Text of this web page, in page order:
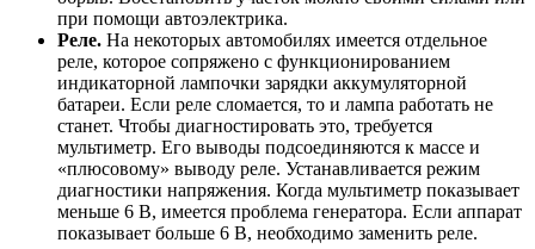
при помощи автоэлектрика.
Реле. На некоторых автомобилях имеется отдельное
реле, которое сопряжено с функционированием
индикаторной лампочки зарядки аккумуляторной
батареи. Если реле сломается, то и лампа работать не
станет. Чтобы диагностировать это, требуется
мультиметр. Его выводы подсоединяются к массе и
«плюсовому» выводу реле. Устанавливается режим
диагностики напряжения. Когда мультиметр показывает
меньше 6 В, имеется проблема генератора. Если аппарат
показывает больше 6 В, необходимо заменить реле.